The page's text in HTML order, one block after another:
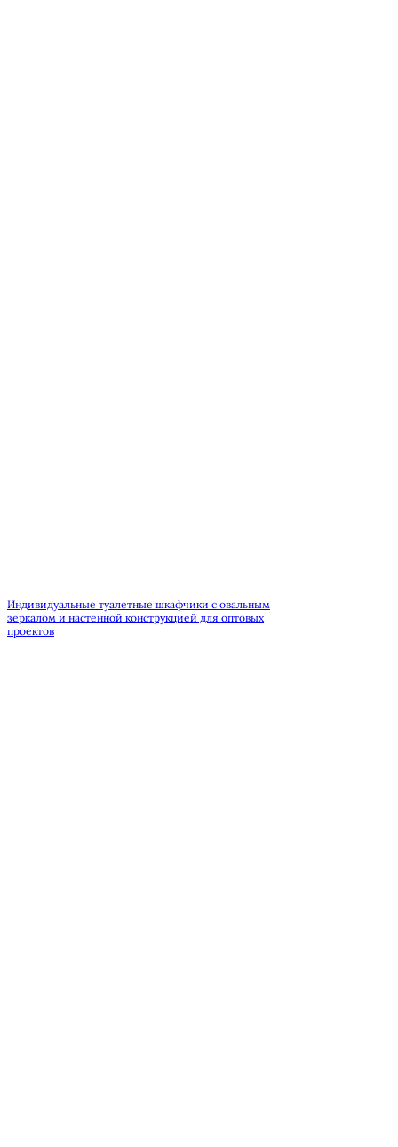
Индивидуальные туалетные шкафчики с овальным
зеркалом и настенной конструкцией для оптовых
проектов